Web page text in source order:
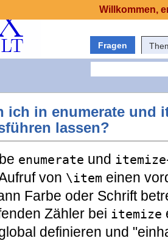
Fragen
ich in enumerate und
lassen?
enumerate und itemize
von \item einen
Farbe oder Schrift
Zähler bei itemize
definieren und
Willkommen,